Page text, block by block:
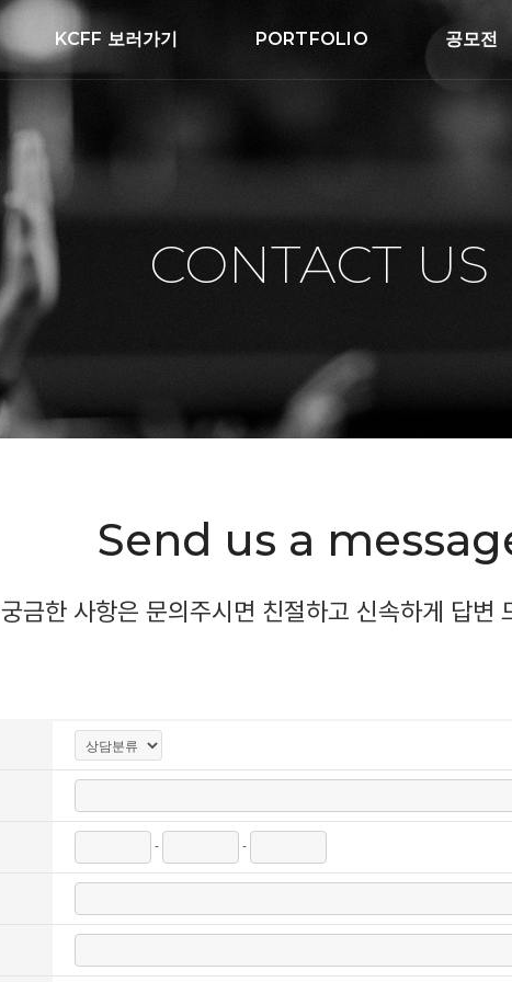
KCFF 보러가기 PORTFOLIO 공모전
CONTACT US
Send us a
궁금한 사항은 문의주시면 친절하고 신속하게 답변
- -